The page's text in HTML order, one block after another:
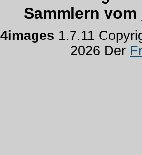
Sammlern vom
4images 1.7.11
2026 Der